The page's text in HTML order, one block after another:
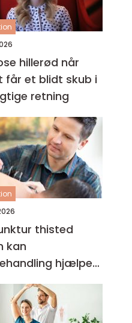
hillerød når
får et blidt skub i
retning
thisted
kan
hjælpe
sind